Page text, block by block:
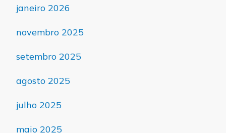
janeiro 2026
novembro 2025
setembro 2025
agosto 2025
julho 2025
maio 2025